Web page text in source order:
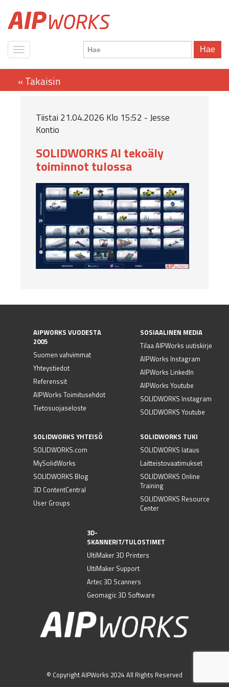
Hae
Tiistai 21.04.2026 Klo 15:52 - Jesse
Kontio
SOLIDWORKS AI tekoäly
toiminnot tulossa
AIPWORKS VUODESTA
2005
Suomen vahvimmat
Yhteystiedot
Referenssit
AIPWorks Toimitusehdot
Tietosuojaseloste
SOSIAALINEN MEDIA
Tilaa AIPWorks uutiskirje
AIPWorks Instagram
AIPWorks LinkedIn
AIPWorks Youtube
SOLIDWORKS Instagram
SOLIDWORKS Youtube
SOLIDWORKS YHTEISÖ
SOLIDWORKS.com
MySolidWorks
SOLIDWORKS Blog
3D ContentCentral
User Groups
SOLIDWORKS TUKI
SOLIDWORKS lataus
Laitteistovaatimukset
SOLIDWORKS Online
Training
SOLIDWORKS Resource
Center
3D-
SKANNERIT/TULOSTIMET
UltiMaker 3D Printers
UltiMaker Support
Artec 3D Scanners
Geomagic 3D Software
© Copyright AIPWorks 2024 All Rights Reserved